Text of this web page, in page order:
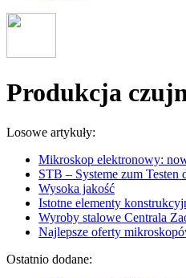
Produkcja
Losowe artykuły:
Mikroskop elektronowy:
STB – Systeme zum Testen
Wysoka jakość
Istotne elementy
Wyroby stalowe Centrala
Najlepsze oferty
Ostatnio dodane: